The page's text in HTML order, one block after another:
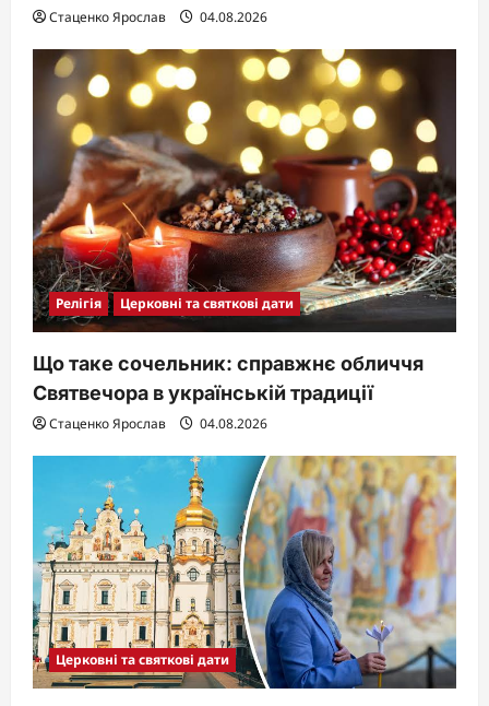
Стаценко Ярослав 04.08.2026
Релігія Церковні та святкові дати
Що таке сочельник: справжнє обличчя
Святвечора в українській традиції
Стаценко Ярослав 04.08.2026
Церковні та святкові дати